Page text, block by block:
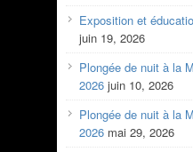
Exposition et
juin 19, 2026
Plongée de nuit à la
2026 juin 10, 2026
Plongée de nuit à la
2026 mai 29, 2026